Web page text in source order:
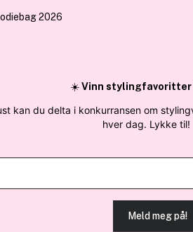
Få 24 kr bonus
Lemon
☀️Vinn stylingfavoritter
kan du delta i konkurransen om
hver dag. Lykke til!
Meld meg på!